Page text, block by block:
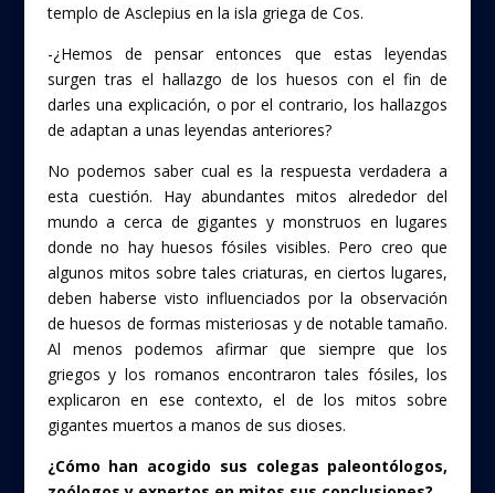
templo de Asclepius en la isla griega de Cos.
-¿Hemos de pensar entonces que estas leyendas
surgen tras el hallazgo de los huesos con el fin de
darles una explicación, o por el contrario, los hallazgos
de adaptan a unas leyendas anteriores?
No podemos saber cual es la respuesta verdadera a
esta cuestión. Hay abundantes mitos alrededor del
mundo a cerca de gigantes y monstruos en lugares
donde no hay huesos fósiles visibles. Pero creo que
algunos mitos sobre tales criaturas, en ciertos lugares,
deben haberse visto influenciados por la observación
de huesos de formas misteriosas y de notable tamaño.
Al menos podemos afirmar que siempre que los
griegos y los romanos encontraron tales fósiles, los
explicaron en ese contexto, el de los mitos sobre
gigantes muertos a manos de sus dioses.
¿Cómo han acogido sus colegas paleontólogos,